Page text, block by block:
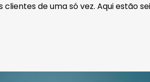
de uma só vez. Aqui estão